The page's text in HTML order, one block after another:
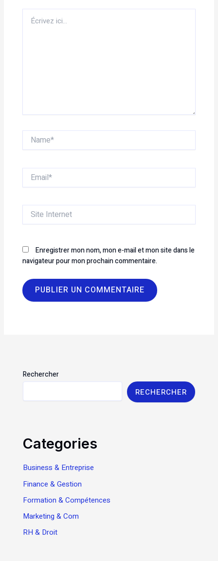
ici…
Name*
Email*
Site
Internet
Enregistrer mon nom, mon e-mail et mon site dans le
navigateur pour mon prochain commentaire.
Rechercher
RECHERCHER
Categories
Business & Entreprise
Finance & Gestion
Formation & Compétences
Marketing & Com
RH & Droit